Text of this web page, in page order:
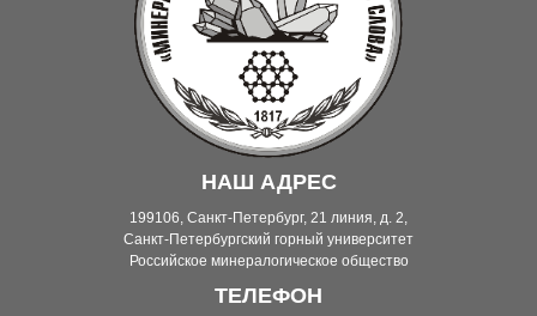
НАШ АДРЕС
199106, Санкт-Петербург, 21 линия, д. 2,
Санкт-Петербургский горный университет
Российское минералогическое общество
ТЕЛЕФОН